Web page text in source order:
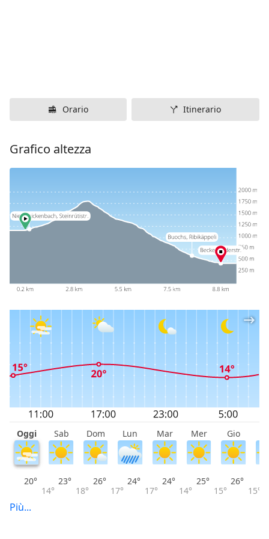
Orario Itinerario
Grafico altezza
Oggi Sab Dom Lun Mar Mer Gio
20°
14°
23°
18°
26°
17°
24°
17°
24°
14°
25°
15°
26°
15°
Più...